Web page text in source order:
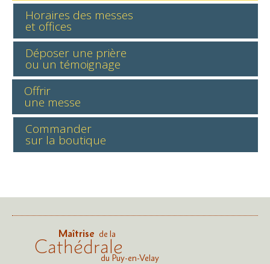
Horaires des messes
et offices
Déposer une prière
ou un témoignage
Offrir
une messe
Commander
sur la boutique
Maîtrise de la
Cathédraledu Puy-en-Velay